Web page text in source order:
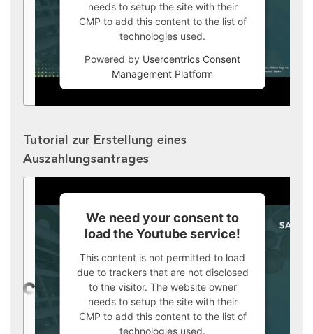
needs to setup the site with their
CMP to add this content to the list of
technologies used.
Powered by Usercentrics Consent
Management Platform
Tutorial zur Erstellung eines
Auszahlungsantrages
We need your consent to
load the Youtube service!
This content is not permitted to load
due to trackers that are not disclosed
to the visitor. The website owner
needs to setup the site with their
CMP to add this content to the list of
technologies used.